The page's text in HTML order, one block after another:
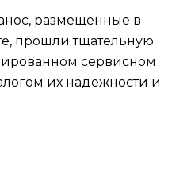
размещенные в
прошли тщательную
сервисном
их надежности и